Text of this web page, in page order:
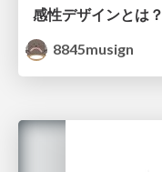
感性デザインとは？
8845musign